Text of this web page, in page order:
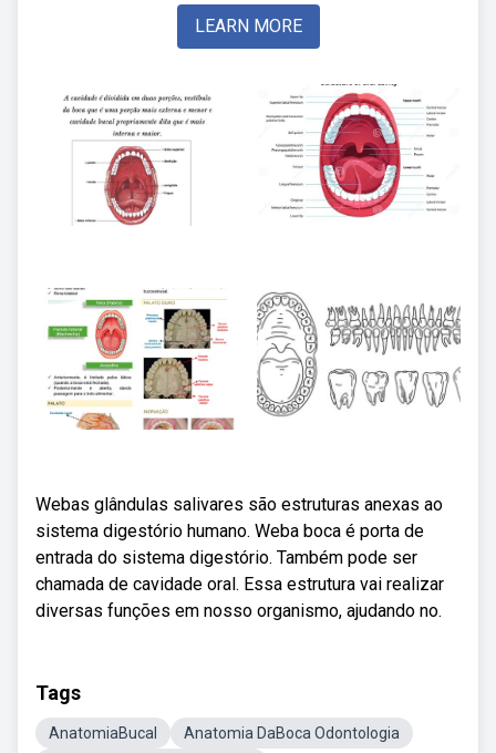
LEARN MORE
Webas glândulas salivares são estruturas anexas ao
sistema digestório humano. Weba boca é porta de
entrada do sistema digestório. Também pode ser
chamada de cavidade oral. Essa estrutura vai realizar
diversas funções em nosso organismo, ajudando no.
Tags
AnatomiaBucal Anatomia DaBoca Odontologia